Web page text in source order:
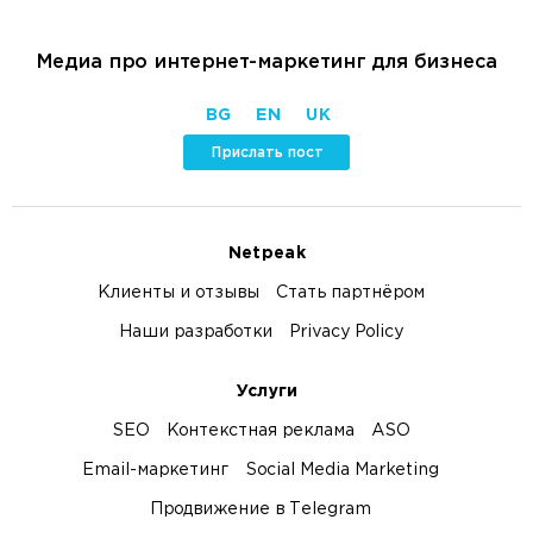
Медиа про интернет-маркетинг для бизнеса
BG EN UK
Прислать пост
Netpeak
Клиенты и отзывы Стать партнёром
Наши разработки Privacy Policy
Услуги
SEO Контекстная реклама ASO
Email-маркетинг Social Media Marketing
Продвижение в Telegram